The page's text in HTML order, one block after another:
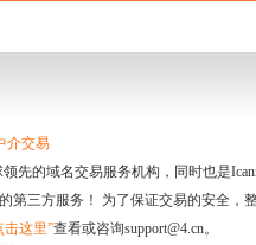
介交易
领先的域名交易服务机构，同时也是
第三方服务！ 为了保证交易的安全，
击这里”查看或咨询support@4.cn。